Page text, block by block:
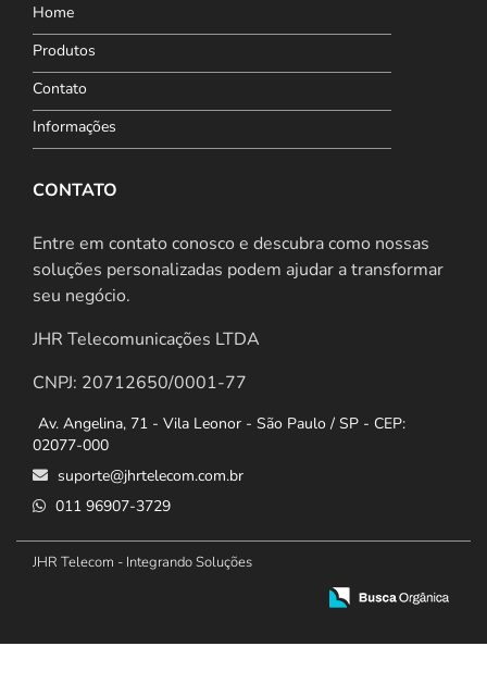
Home
Produtos
Contato
Informações
CONTATO
Entre em contato conosco e descubra como nossas
soluções personalizadas podem ajudar a transformar
seu negócio.
JHR Telecomunicações LTDA
CNPJ: 20712650/0001-77
Av. Angelina, 71 - Vila Leonor - São Paulo / SP - CEP:
02077-000
suporte@jhrtelecom.com.br
011 96907-3729
JHR Telecom - Integrando Soluções